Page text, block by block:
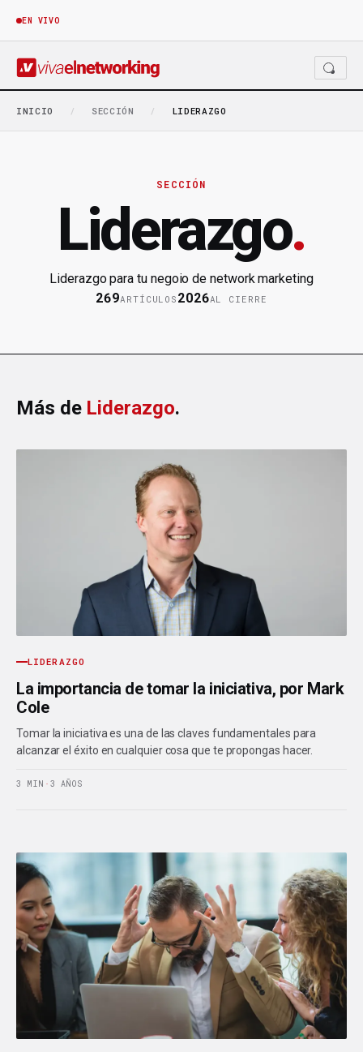
EN VIVO
INICIO / SECCIÓN / LIDERAZGO
SECCIÓN
Liderazgo.
Liderazgo para tu negoio de network marketing
269ARTÍCULOS 2026AL CIERRE
Más de Liderazgo.
LIDERAZGO
La importancia de tomar la iniciativa, por Mark
Cole
Tomar la iniciativa es una de las claves fundamentales para
alcanzar el éxito en cualquier cosa que te propongas hacer.
3 MIN · 3 AÑOS